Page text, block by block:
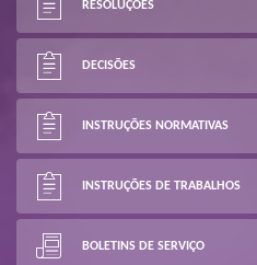
RESOLUÇÕES
DECISÕES
INSTRUÇÕES NORMATIVAS
INSTRUÇÕES DE TRABALHOS
BOLETINS DE SERVIÇO